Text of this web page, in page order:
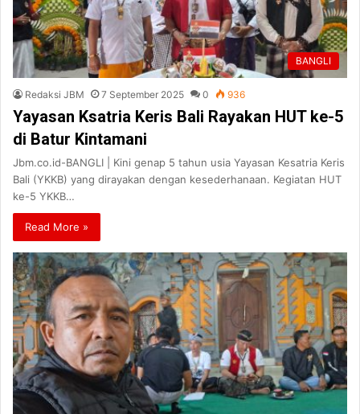
BANGLI
Redaksi JBM 7 September 2025 0 936
Yayasan Ksatria Keris Bali Rayakan HUT ke-5
di Batur Kintamani
Jbm.co.id-BANGLI | Kini genap 5 tahun usia Yayasan Kesatria Keris
Bali (YKKB) yang dirayakan dengan kesederhanaan. Kegiatan HUT
ke-5 YKKB…
Read More »